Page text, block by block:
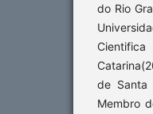
do Rio
de Santa
Membro